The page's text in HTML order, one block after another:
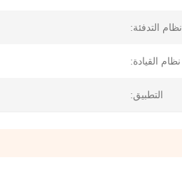
نظام التدفئة:
نظام القيادة:
التطبيق: